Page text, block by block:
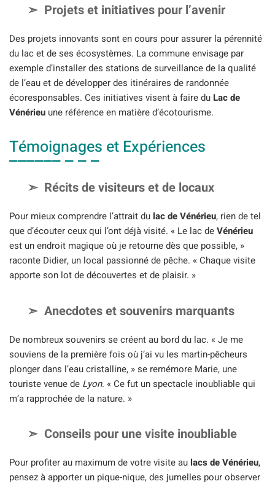
Projets et initiatives pour l’avenir
Des projets innovants sont en cours pour assurer la pérennité
du lac et de ses écosystèmes. La commune envisage par
exemple d’installer des stations de surveillance de la qualité
de l’eau et de développer des itinéraires de randonnée
écoresponsables. Ces initiatives visent à faire du Lac de
Vénérieu une référence en matière d’écotourisme.
Témoignages et Expériences
Récits de visiteurs et de locaux
Pour mieux comprendre l’attrait du lac de Vénérieu, rien de tel
que d’écouter ceux qui l’ont déjà visité. « Le lac deVénérieu
est un endroit magique où je retourne dès que possible, »
raconte Didier, un local passionné de pêche. « Chaque visite
apporte son lot de découvertes et de plaisir. »
Anecdotes et souvenirs marquants
De nombreux souvenirs se créent au bord du lac. « Je me
souviens de la première fois où j’ai vu les martin-pêcheurs
plonger dans l’eau cristalline, » se remémore Marie, une
touriste venue de Lyon. « Ce fut un spectacle inoubliable qui
m’a rapprochée de la nature. »
Conseils pour une visite inoubliable
Pour profiter au maximum de votre visite au lacs de Vénérieu,
pensez à apporter un pique-nique, des jumelles pour observer